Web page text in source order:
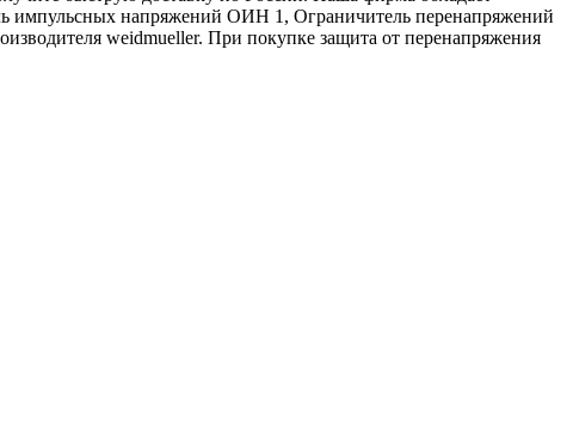
импульсных напряжений ОИН 1, Ограничитель перенапряжений
weidmueller. При покупке защита от перенапряжения